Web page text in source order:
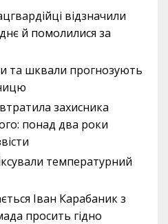
відзначили
й помолилися за
та шквали прогнозують
захисника
понад два роки
температурний
Іван Карабаник з
просить гідно